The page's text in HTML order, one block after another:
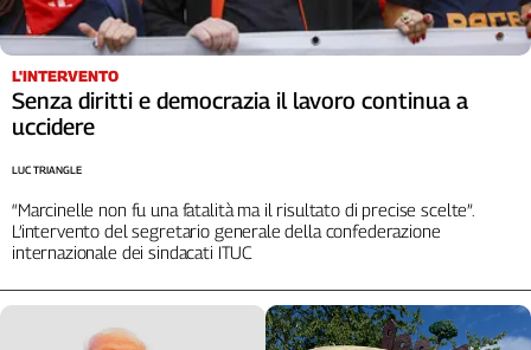
Venezia
Giulia
Lazio
Liguria
Lombardia
Puglia
Sardegna
L'INTERVENTO
Senza diritti e democrazia il lavoro continua a
uccidere
“Marcinelle non fu una fatalità ma il risultato di precise scelte”.
L’intervento del segretario generale della confederazione
internazionale dei sindacati ITUC
LUC TRIANGLE